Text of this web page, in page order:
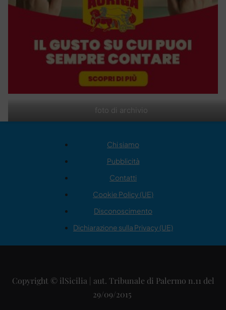
foto di archivio
Chi siamo
Pubblicità
Contatti
Cookie Policy (UE)
Disconoscimento
Dichiarazione sulla Privacy (UE)
Copyright © ilSicilia | aut. Tribunale di Palermo n.11 del
29/09/2015